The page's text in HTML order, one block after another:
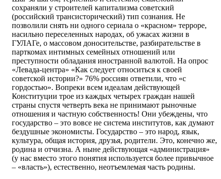
сохраняли у строителей капитализма советский
(российский трансисторический) тип сознания. Не
позволили снять ни одного сериала о «красном» терроре,
насильно переселенных народах, об ужасах жизни в
ГУЛАГе, о массовом доносительстве, разбирательстве в
парткомах интимных семейных отношений или
преступности обладания иностранной валютой. На опрос
«Левада-центра» «Как следует относиться к своей
советской истории?» 76% россиян ответили, что «с
гордостью». Вопреки всем идеалам действующей
Конституции трое из каждых четырех граждан нашей
страны спустя четверть века не принимают рыночные
отношения и частную собственность! Они убеждены, что
государство – это вовсе не система институтов, как думают
бездушные экономисты. Государство – это народ, язык,
культура, общая история, друзья, родители. Это, конечно же,
родина и отчизна. А ныне действующая «администрация»
(у нас вместо этого понятия используется более привычное
– «власть»), естественно, неотъемлемая часть родины.